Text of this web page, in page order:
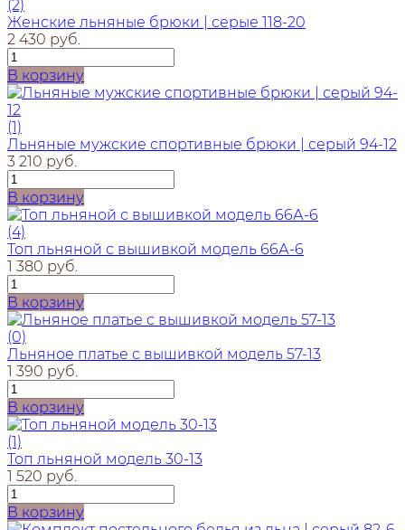
(2)
Женские льняные брюки | серые 118-20
2 430 руб.
В корзину
(1)
Льняные мужские спортивные брюки | серый 94-12
3 210 руб.
В корзину
(4)
Топ льняной с вышивкой модель 66А-6
1 380 руб.
В корзину
(0)
Льняное платье с вышивкой модель 57-13
1 390 руб.
В корзину
(1)
Топ льняной модель 30-13
1 520 руб.
В корзину